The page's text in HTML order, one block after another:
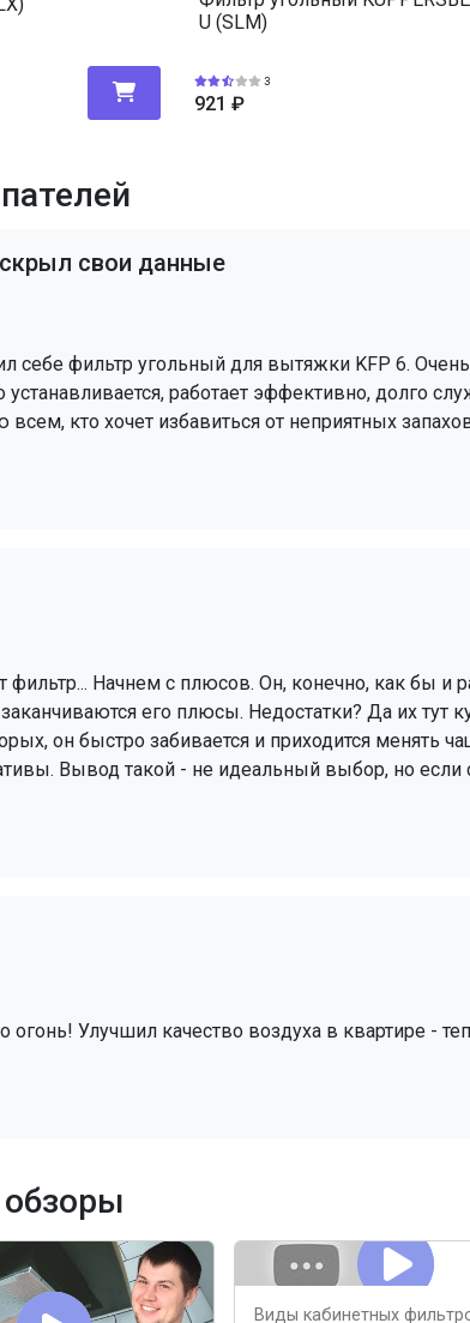
U (SLM)
3
921 ₽
свои данные
себе фильтр угольный для вытяжки KFP 6.
работает эффективно, долго
кто хочет избавиться от неприятных
фильтр... Начнем с плюсов. Он, конечно, как бы и
его плюсы. Недостатки? Да их тут
он быстро забивается и приходится менять
Вывод такой - не идеальный выбор, но если
огонь! Улучшил качество воздуха в квартире -
Виды кабинетных